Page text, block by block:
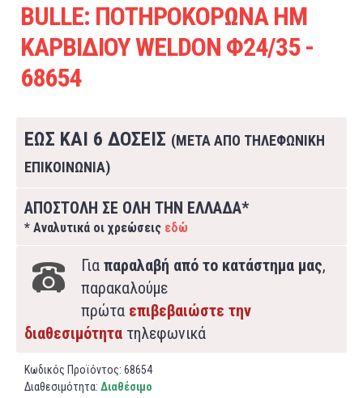
BULLE: ΠΟΤΗΡΟΚΟΡΩΝΑ HM
ΚΑΡΒΙΔΙΟΥ WELDON Φ24/35 -
68654
ΕΩΣ ΚΑΙ 6 ΔΟΣΕΙΣ (ΜΕΤΑ ΑΠΟ ΤΗΛΕΦΩΝΙΚΗ
ΕΠΙΚΟΙΝΩΝΙΑ)
ΑΠΟΣΤΟΛΗ ΣΕ ΟΛΗ ΤΗΝ ΕΛΛΑΔΑ*
* Αναλυτικά οι χρεώσεις εδώ
Για παραλαβή από το κατάστημα μας,
παρακαλούμε
πρώτα επιβεβαιώστε την
διαθεσιμότητα τηλεφωνικά
Κωδικός Προϊόντος: 68654
Διαθεσιμότητα: Διαθέσιμο